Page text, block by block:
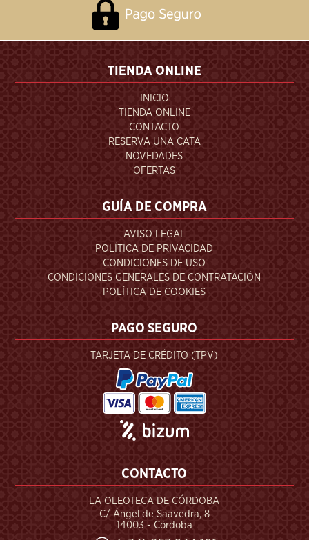
TIENDA ONLINE
INICIO
TIENDA ONLINE
CONTACTO
RESERVA UNA CATA
NOVEDADES
OFERTAS
GUÍA DE COMPRA
AVISO LEGAL
POLÍTICA DE PRIVACIDAD
CONDICIONES DE USO
CONDICIONES GENERALES DE CONTRATACIÓN
POLÍTICA DE COOKIES
PAGO SEGURO
TARJETA DE CRÉDITO (TPV)
CONTACTO
LA OLEOTECA DE CÓRDOBA
C/ Ángel de Saavedra, 8
14003 - Córdoba